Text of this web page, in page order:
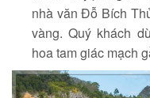
nhà văn Đỗ Bích
vàng. Quý khách
hoa tam giác mạch